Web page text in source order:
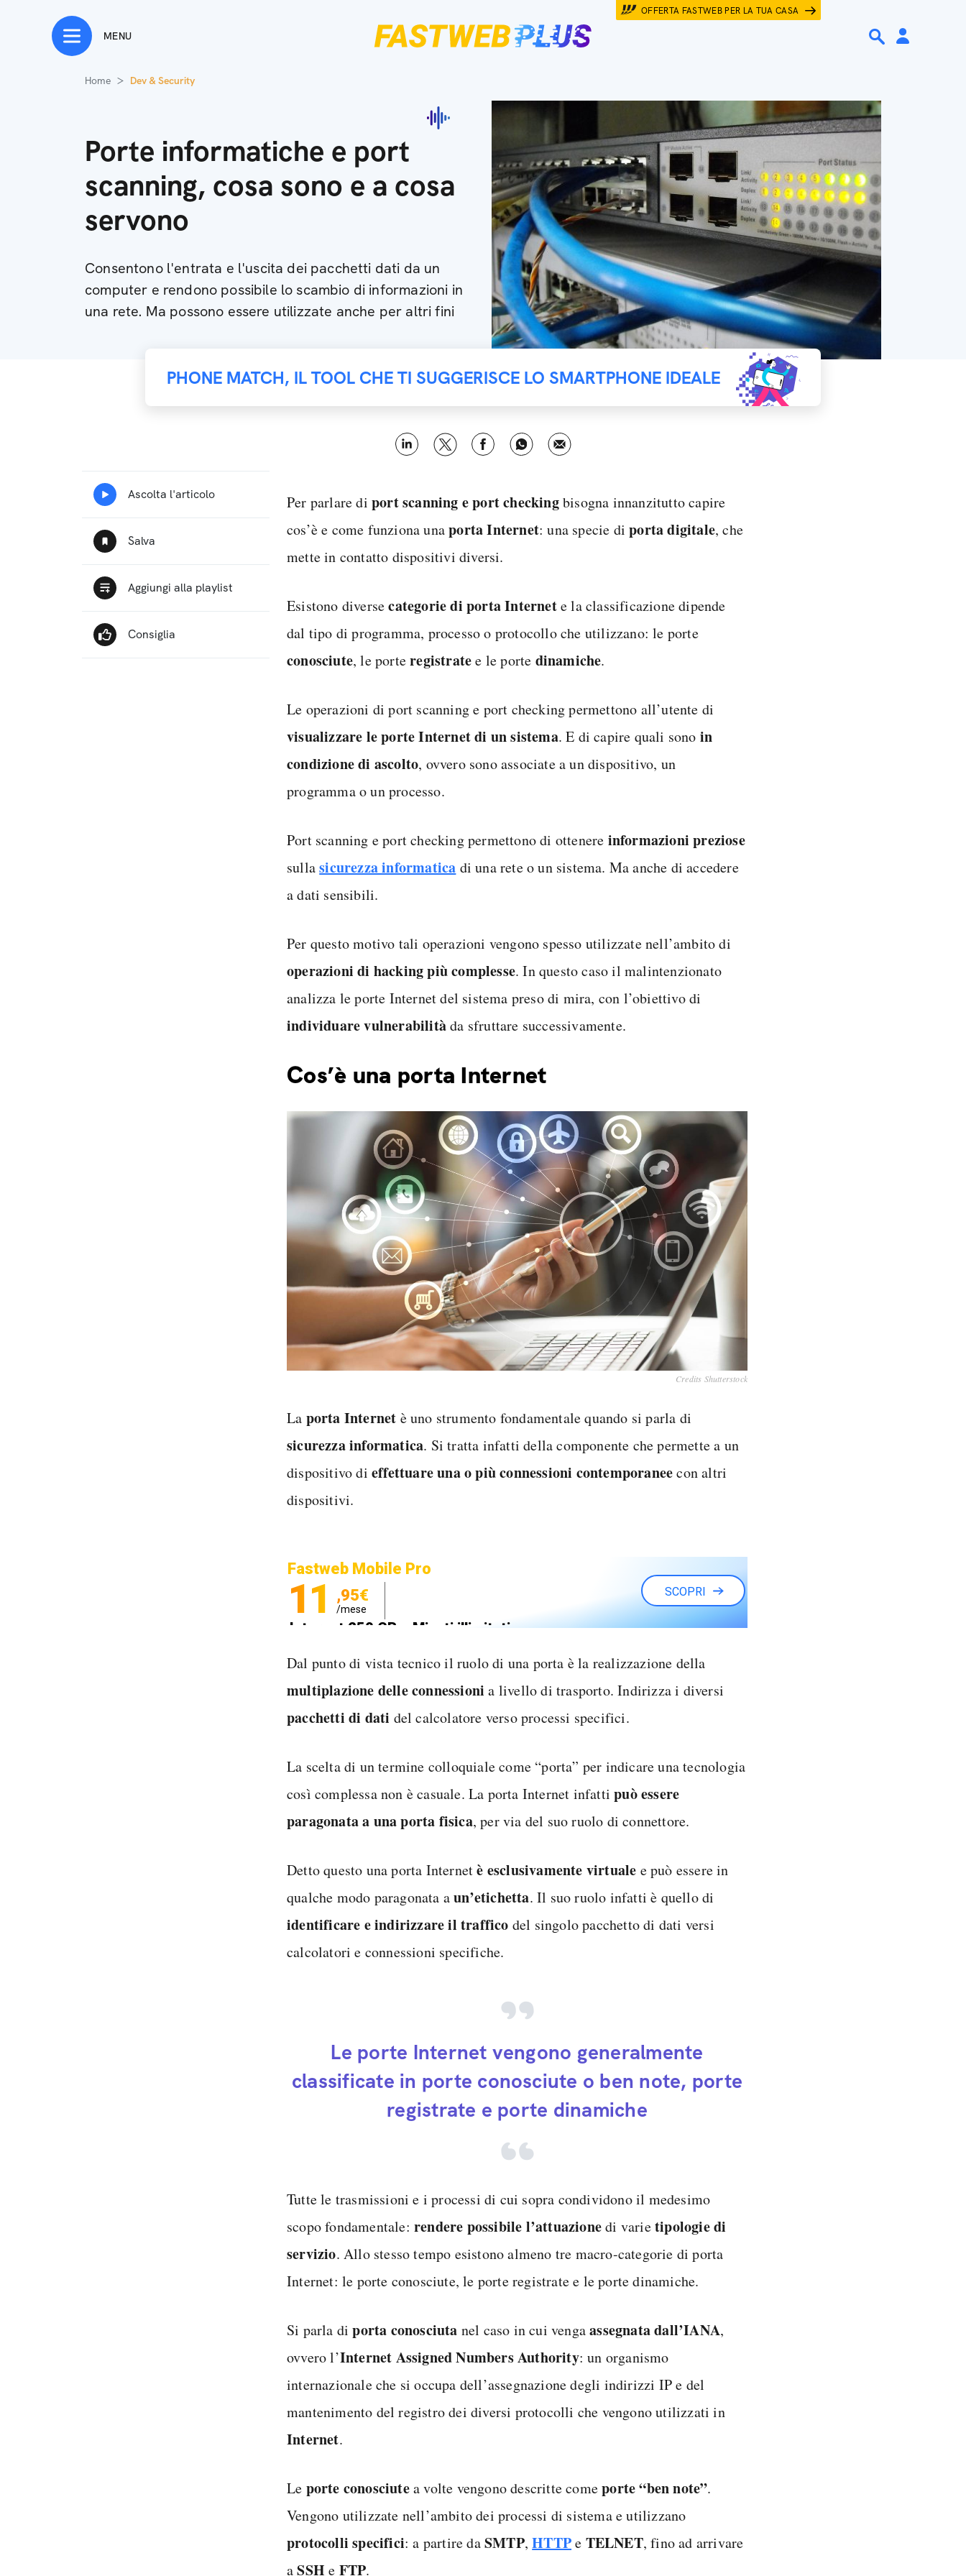
OFFERTA FASTWEB PER LA TUA CASA
MENU
Home Dev & Security
Porte informatiche e port
scanning, cosa sono e a cosa
servono
Consentono l'entrata e l'uscita dei pacchetti dati da un
computer e rendono possibile lo scambio di informazioni in
una rete. Ma possono essere utilizzate anche per altri fini
PHONE MATCH, IL TOOL CHE TI SUGGERISCE LO SMARTPHONE IDEALE
Per parlare di port scanning e port checkingbisogna innanzitutto capire
cos’è e come funziona unaporta Internet: una specie diporta digitale, che
mette in contatto dispositivi diversi.
Esistono diversecategorie di porta Internete la classificazione dipende
dal tipo di programma, processo o protocollo che utilizzano: le porte
conosciute, le porteregistratee le porte dinamiche.
Le operazioni di port scanning e port checking permettono all’utente di
visualizzare le porte Internet di un sistema. E di capire quali sono in
condizione di ascolto, ovvero sono associate a un dispositivo, un
programma o un processo.
Port scanning e port checking permettono di ottenere informazioni preziose
sullasicurezza informatica di una rete o un sistema. Ma anche di accedere
a dati sensibili.
Per questo motivo tali operazioni vengono spesso utilizzate nell’ambito di
operazioni di hacking più complesse. In questo caso il malintenzionato
analizza le porte Internet del sistema preso di mira, con l’obiettivo di
individuare vulnerabilitàda sfruttare successivamente.
Cos’è una porta Internet
Credits Shutterstock
La porta Internet è uno strumento fondamentale quando si parla di
sicurezza informatica. Si tratta infatti della componente che permette a un
dispositivo di effettuare una o più connessioni contemporaneecon altri
dispositivi.
Fastweb Mobile Pro
11 ,95€
/mese
Internet 250 GB e Minuti illimitati
SCOPRI
Dal punto di vista tecnico il ruolo di una porta è la realizzazione della
multiplazione delle connessioni a livello di trasporto. Indirizza i diversi
pacchetti di dati del calcolatore verso processi specifici.
La scelta di un termine colloquiale come “porta” per indicare una tecnologia
così complessa non è casuale. La porta Internet infattipuò essere
paragonata a una porta fisica, per via del suo ruolo di connettore.
Detto questo una porta Internetè esclusivamente virtuale e può essere in
qualche modo paragonata aun’etichetta. Il suo ruolo infatti è quello di
identificare e indirizzare il traffico del singolo pacchetto di dati versi
calcolatori e connessioni specifiche.
Le porte Internet vengono generalmente
classificate in porte conosciute o ben note, porte
registrate e porte dinamiche
Tutte le trasmissioni e i processi di cui sopra condividono il medesimo
scopo fondamentale: rendere possibile l’attuazionedi varietipologie di
servizio. Allo stesso tempo esistono almeno tre macro-categorie di porta
Internet: le porte conosciute, le porte registrate e le porte dinamiche.
Si parla diporta conosciuta nel caso in cui vengaassegnata dall’IANA,
ovvero l’Internet Assigned Numbers Authority: un organismo
internazionale che si occupa dell’assegnazione degli indirizzi IP e del
mantenimento del registro dei diversi protocolli che vengono utilizzati in
Internet.
Le porte conosciutea volte vengono descritte comeporte “ben note”.
Vengono utilizzate nell’ambito dei processi di sistema e utilizzano
protocolli specifici: a partire daSMTP,HTTPe TELNET, fino ad arrivare
aSSH e FTP.